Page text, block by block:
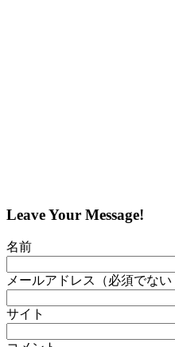
Leave Your Message!
名前
メールアドレス（必須でない
サイト